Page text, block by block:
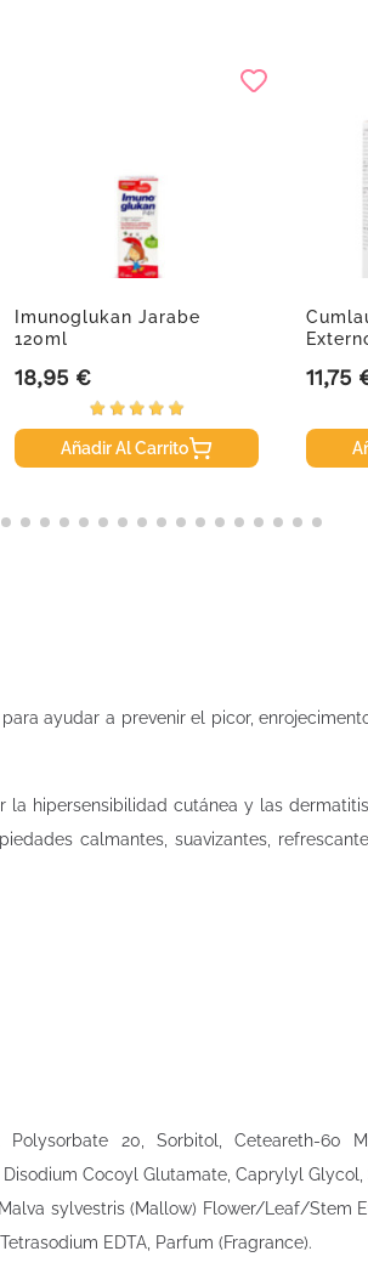
Imunoglukan Jarabe
120ml
Precio
18,95 €
Añadir Al Carrito
Precio
11,75
ayudar a prevenir el picor,
hipersensibilidad cutánea y las
calmantes, suavizantes,
20, Sorbitol, Ceteareth-60
Cocoyl Glutamate, Caprylyl
sylvestris (Mallow) Flower/Leaf/Stem
EDTA, Parfum (Fragrance).